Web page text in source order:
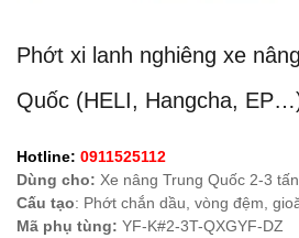
Phớt xi lanh nghiêng xe
Quốc (HELI, Hangcha,
Hotline: 0911525112
Dùng cho: Xe nâng Trung Quốc 2-3 tấn
Cấu tạo: Phớt chắn dầu, vòng đệm,
Mã phụ tùng: YF-K#2-3T-QXGYF-DZ